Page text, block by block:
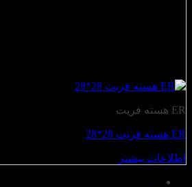
ER هسته فریت
ER هسته فریت 28*28
اطلاعات بیشتر